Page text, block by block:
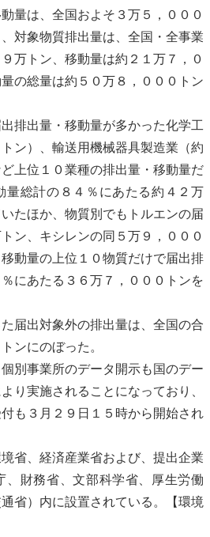
量は、全国およそ３万５，０００
対象物質排出量は、全国・全事業
万トン、移動量は約２１万７，０
の総量は約５０万８，０００トン
排出量・移動量が多かった化学工
ン）、輸送用機械器具製造業（約
上位１０業種の排出量・移動量だ
量総計の８４％にあたる約４２万
たほか、物質別でもトルエンの届
ン、キシレンの同５万９，０００
動量の上位１０物質だけで届出排
にあたる３６万７，０００トンを
届出対象外の排出量は、全国の合
ンにのぼった。
別事業所のデータ開示も国のデー
り実施されることになっており、
も３月２９日１５時から開始され
省、経済産業省および、提出企業
、財務省、文部科学省、厚生労働
省）内に設置されている。【環境